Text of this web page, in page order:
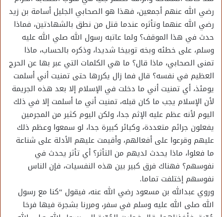
رضي الله عنهم أجمعين، فهذا هو الصحابي الجليل أسامة بن زيد
رضي الله عنهما وتأثره عندما قتل من نطق بالشهادتين، فماذا
حدث في هذا الموقف؟ ولما عاتبه رسول الله صلي الله عليه
وسلم، على خطئه وبخه توبيخا شديدا، وذكره بالحساب، ماذا
تمنى الصحابي، ماذا قال؟ ما هي الكلمات التي عبر بها عن الحرج
العظيم في نفسه؟ قال فما زال يكررها حتى تمنيت أني أسلمت
يومئذ، أي تمنيت أني ما دخلت في الإسلام إلا بعد هذه الجريمة
لأن الإسلام يجب ما كان قبله، تمنيت أني ما أسلمت إلا في ذلك
اليوم لأنه عظم عليه الإثم جدا، ولكن اليوم كثير من المجرمين
يفعلون جرائم متعددة، وكبائر كبيرة جدا، لو سمعوا وعظم ذلك
عليهم وقرعوا على أفعالهم، وأقيمت عليهم الأدلة على شناعة
ما فعلوا، ماذا يحدث لديهم من التأثر؟ أي تأثر يحدث في
نفوسهم؟ فهناك فرق كبير بين هذه النفسيات، فإن الناس
نفوسهم إختلفت تماما.
وروي عبدالله بن مسعود رضي الله عنه، فيقول “كنا مع رسول
الله صلى الله عليه وسلم في سفر، ومررنا بشجرة فيها فرخا